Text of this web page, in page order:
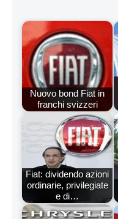
Nuovo bond Fiat in
franchi svizzeri
Fiat: dividendo azioni
ordinarie, privilegiate
e di…